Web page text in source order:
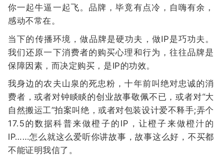
你一起牛逼一起飞。品牌，毕竟有点冷，自嗨有余，
感动不常在。
当下的传播环境，做品牌是硬功夫，做IP是巧功夫。
我们还原一下消费者的购买心理和行为，往往品牌是
保障因素，而决定购买，是IP的功效。
我身边的农夫山泉的死忠粉，十年前叫绝对忠诚的消
费者，或者对钟睒睒的创业故事敬佩不已，或者对“大
自然搬运工”拍案叫绝，或者对包装设计爱不释手;弄个
17.5的数据科普来做橙子的IP，让橙子来做橙汁的
IP……怎么就这么爱听你讲故事，故事这么好，不买都
不能证明我信了。